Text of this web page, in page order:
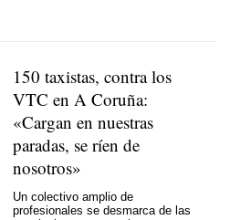
150 taxistas, contra los
VTC en A Coruña:
«Cargan en nuestras
paradas, se ríen de
nosotros»
Un colectivo amplio de
profesionales se desmarca de las